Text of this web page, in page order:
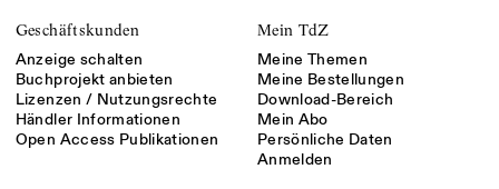
Geschäftskunden
Anzeige schalten
Buchprojekt anbieten
Lizenzen / Nutzungsrechte
Händler Informationen
Open Access Publikationen
Mein TdZ
Meine Themen
Meine Bestellungen
Download-Bereich
Mein Abo
Persönliche Daten
Anmelden